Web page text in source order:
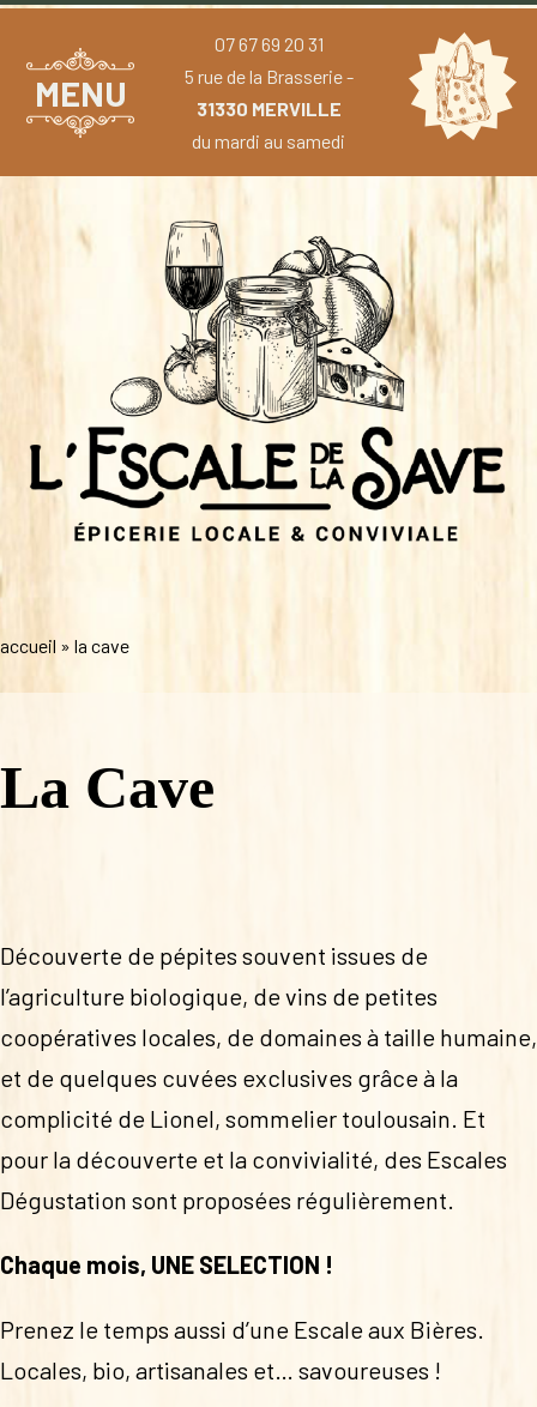
MENU
07 67 69 20 31
5 rue de la Brasserie -
31330 MERVILLE
du mardi au samedi
accueil » la cave
La Cave
Découverte de pépites souvent issues de
l’agriculture biologique, de vins de petites
coopératives locales, de domaines à taille humaine,
et de quelques cuvées exclusives grâce à la
complicité de Lionel, sommelier toulousain. Et
pour la découverte et la convivialité, des Escales
Dégustation sont proposées régulièrement.
Chaque mois, UNE SELECTION !
Prenez le temps aussi d’une Escale aux Bières.
Locales, bio, artisanales et… savoureuses !